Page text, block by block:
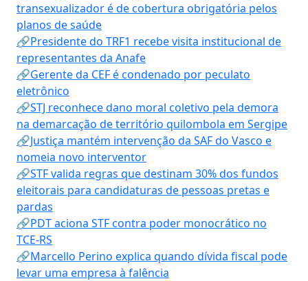
transexualizador é de cobertura obrigatória pelos
planos de saúde
🔗Presidente do TRF1 recebe visita institucional de
representantes da Anafe
🔗Gerente da CEF é condenado por peculato
eletrônico
🔗STJ reconhece dano moral coletivo pela demora
na demarcação de território quilombola em Sergipe
🔗Justiça mantém intervenção da SAF do Vasco e
nomeia novo interventor
🔗STF valida regras que destinam 30% dos fundos
eleitorais para candidaturas de pessoas pretas e
pardas
🔗PDT aciona STF contra poder monocrático no
TCE-RS
🔗Marcello Perino explica quando dívida fiscal pode
levar uma empresa à falência